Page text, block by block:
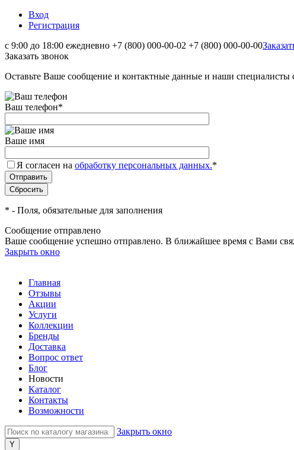
Вход
Регистрация
с 9:00 до 18:00 ежедневно +7 (800) 000-00-02 +7 (800) 000-00-00
Заказать звонок
Оставьте Ваше сообщение и контактные данные и наши
Ваш телефон*
Ваше имя
Я согласен на обработку персональных данных.*
* - Поля, обязательные для заполнения
Сообщение отправлено
Ваше сообщение успешно отправлено. В ближайшее время с Вами
Закрыть окно
Главная
Отзывы
Акции
Услуги
Коллекции
Бренды
Доставка
Вопрос ответ
Блог
Новости
Каталог
Контакты
Возможности
Закрыть окно